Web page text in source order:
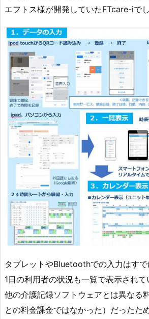
エフトス様が開発していたFTcare-iでし
タブレットやBluetoothでの入力はすで
1日の利用者の状況も一覧で表示されて
他の介護記録ソフトウェアとは異なる
との料金課金ではなかった）だったた